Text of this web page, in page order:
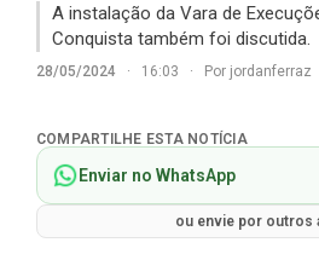
A instalação da Vara de
Conquista também foi discutida.
28/05/2024 · 16:03 · Por jordanferraz
COMPARTILHE ESTA NOTÍCIA
Enviar no WhatsApp
ou envie por outros